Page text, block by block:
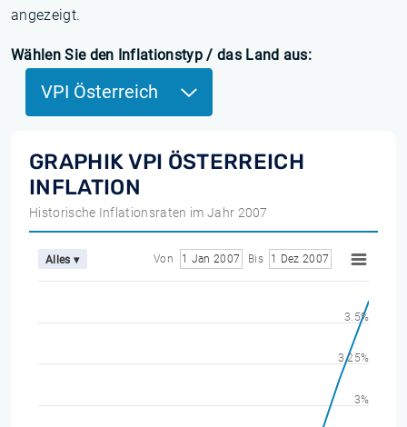
angezeigt.
Wählen Sie den Inflationstyp / das Land aus:
VPI Österreich
GRAPHIK VPI ÖSTERREICH
INFLATION
Historische Inflationsraten im Jahr 2007
Alles ▾ Von 1 Jan 2007 Bis 1 Dez 2007
3%
3.25%
3.5%